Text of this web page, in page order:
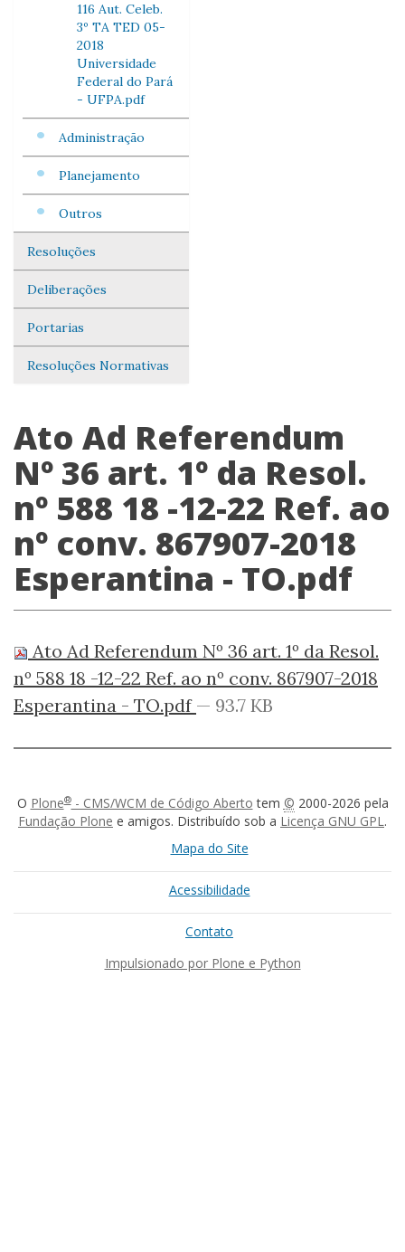
116 Aut. Celeb.
3º TA TED 05-
2018
Universidade
Federal do Pará
- UFPA.pdf
Administração
Planejamento
Outros
Resoluções
Deliberações
Portarias
Resoluções Normativas
Ato Ad Referendum
Nº 36 art. 1º da Resol.
nº 588 18 -12-22 Ref. ao
nº conv. 867907-2018
Esperantina - TO.pdf
Ato Ad Referendum Nº 36 art. 1º da Resol.
nº 588 18 -12-22 Ref. ao nº conv. 867907-2018
Esperantina - TO.pdf — 93.7 KB
O Plone®- CMS/WCM de Código Aberto tem © 2000-2026 pela
Fundação Plone e amigos. Distribuído sob a Licença GNU GPL.
Mapa do Site
Acessibilidade
Contato
Impulsionado por Plone e Python